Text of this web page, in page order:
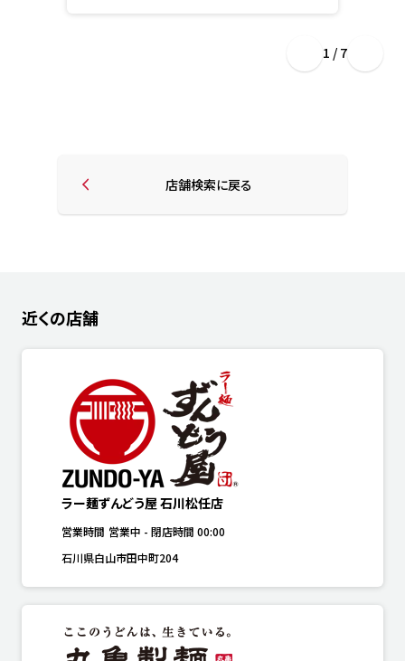
1 / 7
店舗検索に戻る
近くの店舗
ラー麺ずんどう屋 石川松任店
営業時間 営業中 - 閉店時間 00:00
石川県白山市田中町204